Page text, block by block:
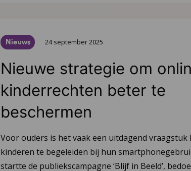
Nieuws 24 september 2025
Nieuwe strategie om
kinderrechten beter te
beschermen
Voor ouders is het vaak een uitdagend vraagstuk
kinderen te begeleiden bij hun
startte de publiekscampagne ‘Blijf in Beeld’,